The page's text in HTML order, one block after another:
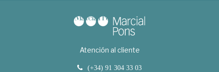
Atención al cliente
(+34) 91 304 33 03